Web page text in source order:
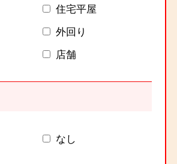
住宅平屋
外回り
店舗
なし